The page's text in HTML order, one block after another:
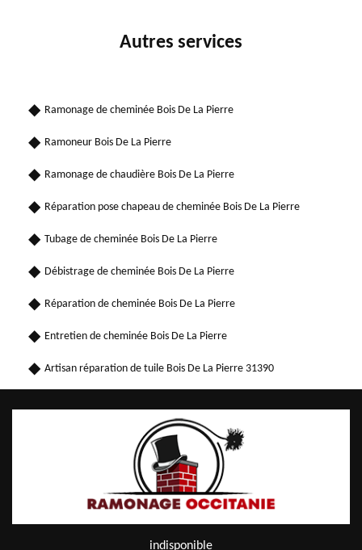
Autres services
Ramonage de cheminée Bois De La Pierre
Ramoneur Bois De La Pierre
Ramonage de chaudière Bois De La Pierre
Réparation pose chapeau de cheminée Bois De La Pierre
Tubage de cheminée Bois De La Pierre
Débistrage de cheminée Bois De La Pierre
Réparation de cheminée Bois De La Pierre
Entretien de cheminée Bois De La Pierre
Artisan réparation de tuile Bois De La Pierre 31390
indisponible